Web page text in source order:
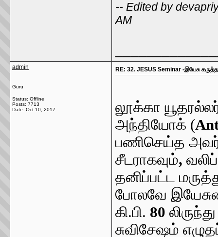
-- Edited by
AM
admin
Guru
Status: Offline
Posts: 7713
Date: Oct 10, 2017
RE: 32. JESUS Seminar -இயேசு
லூக்கா
அந்தியோக் (
பணிசெய்த
சீடராகவும்,
தனிப்பட்ட
போலவே
கி.பி. 80
சுவிசேஷம்